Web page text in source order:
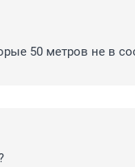
50 метров не в